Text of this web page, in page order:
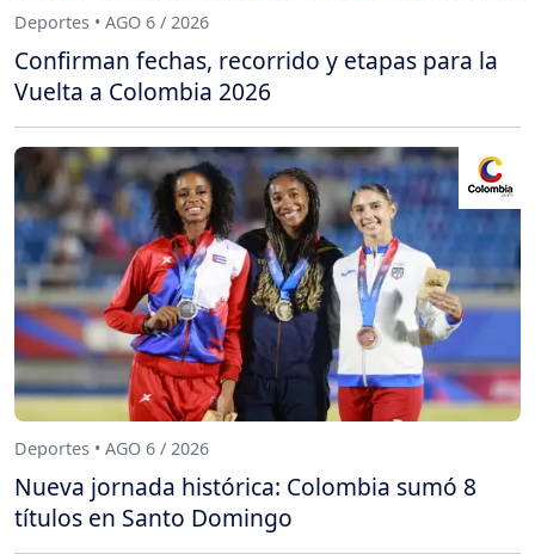
Deportes • AGO 6 / 2026
Confirman fechas, recorrido y etapas para la
Vuelta a Colombia 2026
Deportes • AGO 6 / 2026
Nueva jornada histórica: Colombia sumó 8
títulos en Santo Domingo